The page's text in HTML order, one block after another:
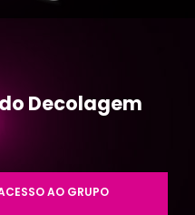
Decolagem
AO GRUPO